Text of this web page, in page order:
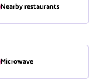
Nearby restaurants
Microwave